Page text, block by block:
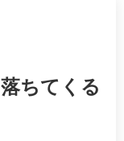
ちてくる